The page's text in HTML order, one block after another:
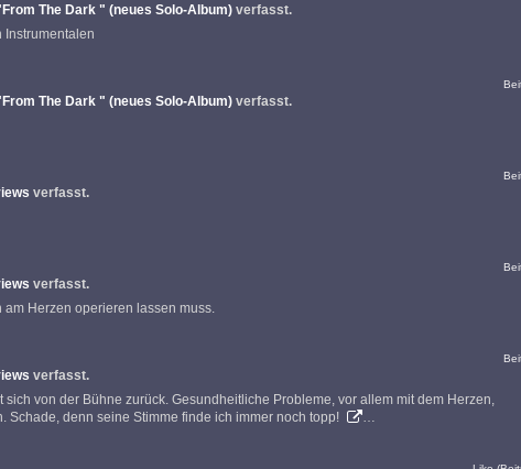
The Dark " (neues Solo-Album) verfasst.
Instrumentalen
The Dark " (neues Solo-Album) verfasst.
verfasst.
verfasst.
am Herzen operieren lassen muss.
verfasst.
von der Bühne zurück. Gesundheitliche Probleme, vor allem mit dem Herzen,
Schade, denn seine Stimme finde ich immer noch topp!
…